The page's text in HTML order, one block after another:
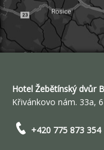
Hotel Žebětínský dvůr
Křivánkovo nám. 33a,
+420 775 873 354